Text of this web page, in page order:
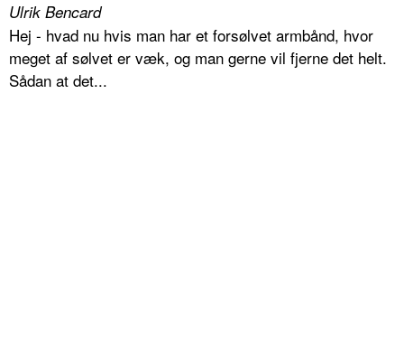
Ulrik Bencard
Hej - hvad nu hvis man har et forsølvet armbånd, hvor
meget af sølvet er væk, og man gerne vil fjerne det helt.
Sådan at det...